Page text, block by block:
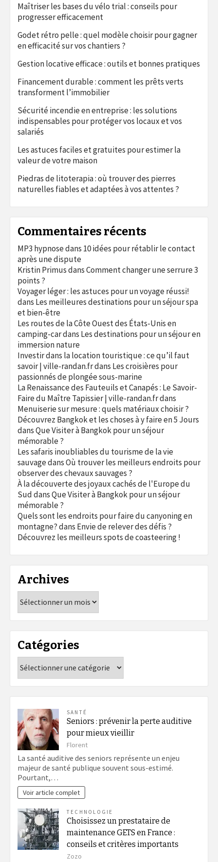
Maîtriser les bases du vélo trial : conseils pour
progresser efficacement
Godet rétro pelle : quel modèle choisir pour gagner
en efficacité sur vos chantiers ?
Gestion locative efficace : outils et bonnes pratiques
Financement durable : comment les prêts verts
transforment l’immobilier
Sécurité incendie en entreprise : les solutions
indispensables pour protéger vos locaux et vos
salariés
Les astuces faciles et gratuites pour estimer la
valeur de votre maison
Piedras de litoterapia : où trouver des pierres
naturelles fiables et adaptées à vos attentes ?
Commentaires récents
MP3 hypnosedans 10 idées pour rétablir le contact
après une dispute
Kristin PrimusdansComment changer une serrure 3
points ?
Voyager léger : les astuces pour un voyage réussi!
dans Les meilleures destinations pour un séjour spa
et bien-être
Les routes de la Côte Ouest des États-Unis en
camping-cardans Les destinations pour un séjour en
immersion nature
Investir dans la location touristique : ce qu’il faut
savoir | ville-randan.frdans Les croisières pour
passionnés de plongée sous-marine
La Renaissance des Fauteuils et Canapés : Le Savoir-
Faire du Maître Tapissier | ville-randan.frdans
Menuiserie sur mesure : quels matériaux choisir ?
Découvrez Bangkok et les choses à y faire en 5 Jours
dansQue Visiter à Bangkok pour un séjour
mémorable ?
Les safaris inoubliables du tourisme de la vie
sauvagedansOù trouver les meilleurs endroits pour
observer des chevaux sauvages ?
À la découverte des joyaux cachés de l'Europe du
SuddansQue Visiter à Bangkok pour un séjour
mémorable ?
Quels sont les endroits pour faire du canyoning en
montagne?dans Envie de relever des défis ?
Découvrez les meilleurs spots de coasteering !
Archives
Catégories
SANTÉ
Seniors : prévenir la perte auditive
pour mieux vieillir
Florent
La santé auditive des seniors représente un enjeu
majeur de santé publique souvent sous-estimé.
Pourtant,…
Voir article complet
TECHNOLOGIE
Choisissez un prestataire de
maintenance GETS en France :
conseils et critères importants
Zozo